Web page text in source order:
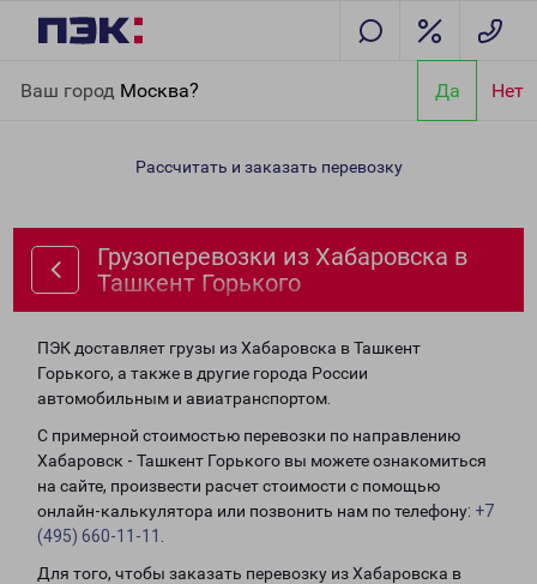
Ваш город Москва? Да Нет
Ташкент Горького
Рассчитать и заказать перевозку
Грузоперевозки из Хабаровска в
Ташкент Горького
ПЭК доставляет грузы из Хабаровска в Ташкент
Горького, а также в другие города России
автомобильным и авиатранспортом.
С примерной стоимостью перевозки по направлению
Хабаровск - Ташкент Горького вы можете ознакомиться
на сайте, произвести расчет стоимости с помощью
онлайн-калькулятора или позвонить нам по телефону: +7
(495) 660-11-11
Для того, чтобы заказать перевозку из Хабаровска в